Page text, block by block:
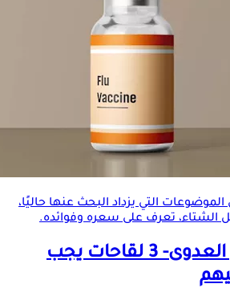
التي يزداد البحث عنها حاليًا،
الشتاء، تعرف على سعره وفوائده.
قبل موسم العدوى- 3 لقاحات يجب